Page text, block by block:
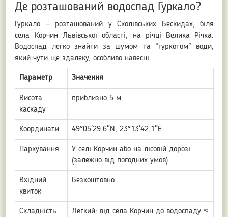
Де розташований водоспад Гуркало?
Гуркало — розташований у Сколівських Бескидах, біля
села Корчин Львівської області, на річці Велика Річка.
Водоспад легко знайти за шумом та “гуркотом” води,
який чути ще здалеку, особливо навесні.
Параметр Значення
Висота
каскаду
приблизно 5 м
Координати 49°05′29.6″N, 23°13′42.1″E
Паркування
У селі Корчин або на лісовій дорозі
(залежно від погодних умов)
Вхідний
квиток
Безкоштовно
Складність
Легкий: від села Корчин до водоспаду ≈